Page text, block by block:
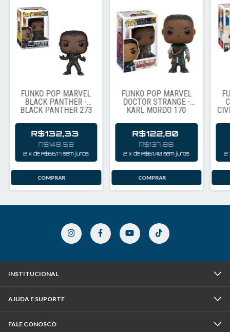
FUNKO POP MARVEL
BLACK PANTHER -
BLACK PANTHER 273
R$132,33
R$148,58
2 xdeR$66,17 sem juros
FUNKO POP MARVEL
DOCTOR STRANGE -
KARL MORDO 170
R$122,80
R$137,88
2 xdeR$61,40 sem juros 2
INSTITUCIONAL
AJUDA E SUPORTE
FALE CONOSCO